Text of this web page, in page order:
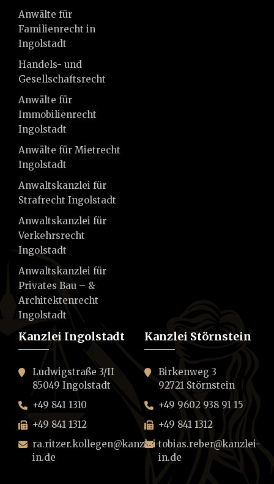
Anwälte für
Familienrecht in
Ingolstadt
Handels- und
Gesellschaftsrecht
Anwälte für
Immobilienrecht
Ingolstadt
Anwälte für Mietrecht
Ingolstadt
Anwaltskanzlei für
Strafrecht Ingolstadt
Anwaltskanzlei für
Verkehrsrecht
Ingolstadt
Anwaltskanzlei für
Privates Bau – &
Architektenrecht
Ingolstadt
Kanzlei Ingolstadt
Ludwigstraße 3/II
85049 Ingolstadt
+49 841 1310
+49 841 1312
ra.ritzer.kollegen@kanzlei-
in.de
Kanzlei Störnstein
Birkenweg 3
92721 Störnstein
+49 9602 938 91 15
+49 841 1312
tobias.reber@kanzlei-
in.de